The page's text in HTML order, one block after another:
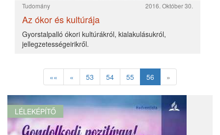
Tudomány 2016. Október 30.
Az ókor és kultúrája
Gyorstalpalló ókori kultúrákról, kialakulásukról,
jellegzetességeirikről.
«« « 53 54 55 56 »
LÉLEKÉPÍTŐ